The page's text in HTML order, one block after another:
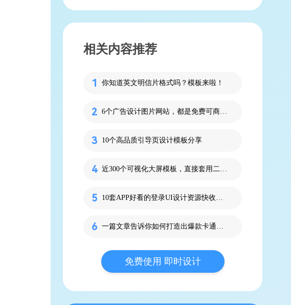
相关内容推荐
你知道英文明信片格式吗？模板来啦！
6个广告设计图片网站，都是免费可商用哟！
10个高品质引导页设计模板分享
近300个可视化大屏模板，直接套用二次修改！
10套APP好看的登录UI设计资源快收藏！
一篇文章告诉你如何打造出爆款卡通形象设计
免费使用 即时设计